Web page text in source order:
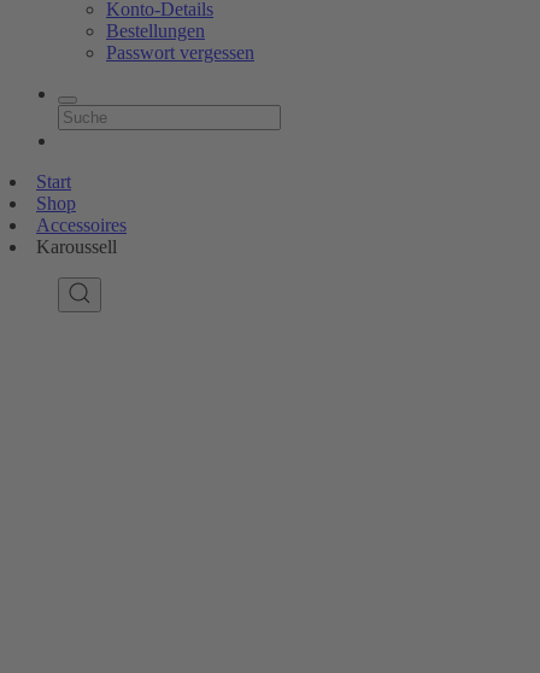
Konto-Details
Bestellungen
Passwort vergessen
Start
Shop
Accessoires
Karoussell